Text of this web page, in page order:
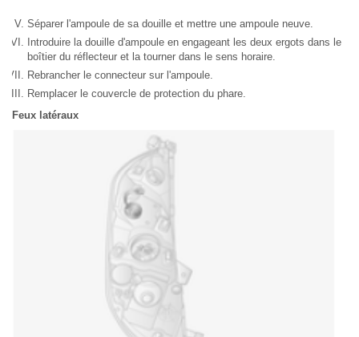
Séparer l'ampoule de sa douille et mettre une ampoule neuve.
Introduire la douille d'ampoule en engageant les deux ergots dans le
boîtier du réflecteur et la tourner dans le sens horaire.
Rebrancher le connecteur sur l'ampoule.
Remplacer le couvercle de protection du phare.
Feux latéraux